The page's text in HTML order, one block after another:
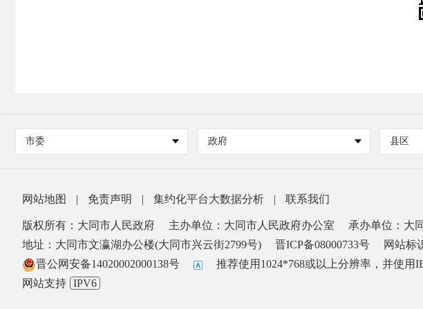
市委 政府 县区
网站地图 | 免责声明 | 集约化平台大数据分析 | 联系我们
版权所有：大同市人民政府 主办单位：大同市人民政府办公室
承办单位：大
地址：大同市文瀛湖办公楼(大同市兴云街2799号)
晋ICP备08000733号
网站标
晋公网安备14020002000138号
推荐使用1024*768或以上分辨率，并使用
网站支持 IPV6